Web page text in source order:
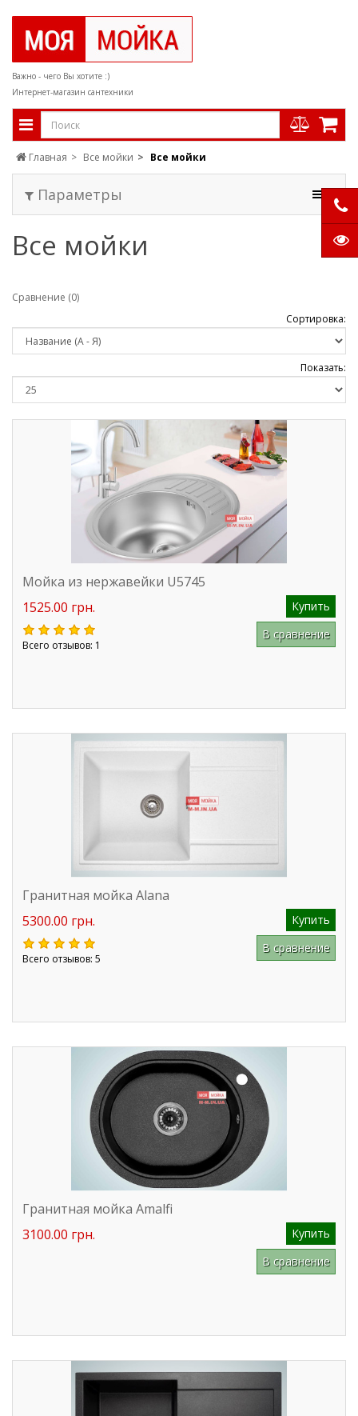
Важно - чего Вы хотите :)
Интернет-магазин сантехники
Главная Все мойки Все мойки
Параметры
Все мойки
Сравнение (0)
Сортировка:
Показать:
Мойка из нержавейки U5745
1525.00 грн.
Купить
Всего отзывов: 1
В сравнение
Гранитная мойка Alana
5300.00 грн.
Купить
Всего отзывов: 5
В сравнение
Гранитная мойка Amalfi
3100.00 грн.
Купить
В сравнение